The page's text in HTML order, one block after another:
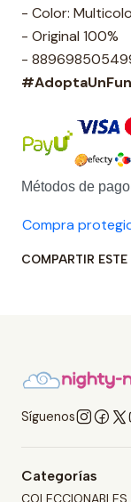
- Color:
- Original 100%
-
Métodos de pago
Compra
COMPARTIR
Síguenos
Categorías
COLECCIONABLES